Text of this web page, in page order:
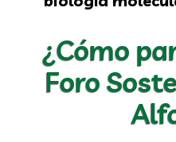
¿Cómo
Foro